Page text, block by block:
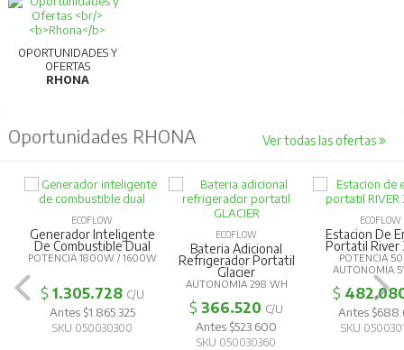
OPORTUNIDADES Y
OFERTAS
RHONA
Oportunidades RHONA Ver todas las ofertas
ECOFLOW
Generador Inteligente
De Combustible Dual
POTENCIA 1800W / 1600W
$ 1.305.728 C/U
Antes $1.865.325
SKU 050030300
ECOFLOW
Bateria Adicional
Refrigerador Portatil
Glacier
AUTONOMIA 298 WH
$ 366.520 C/U
Antes $523.600
SKU 050030360
ECOFLOW
Estacion De
Portatil River
POTENCIA
AUTONOMIA
$
Antes
SKU